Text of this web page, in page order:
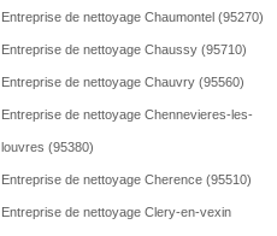
Entreprise de nettoyage Chaumontel (95270)
Entreprise de nettoyage Chaussy (95710)
Entreprise de nettoyage Chauvry (95560)
Entreprise de nettoyage Chennevieres-les-
louvres (95380)
Entreprise de nettoyage Cherence (95510)
Entreprise de nettoyage Clery-en-vexin